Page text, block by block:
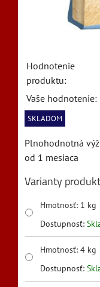
Hodnotenie
produktu:
Vaše hodnotenie:
SKLADOM
Plnohodnotná
od 1 mesiaca
Varianty
Hmotnosť: 1 kg
Dostupnosť:
Hmotnosť: 4 kg
Dostupnosť: